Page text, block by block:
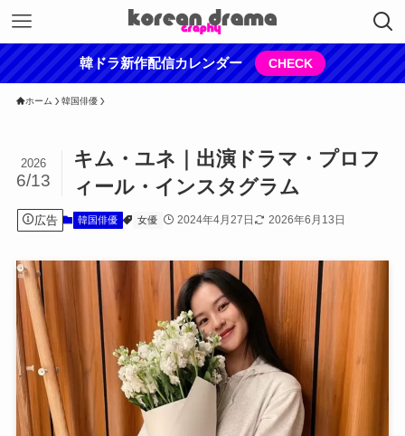
韓ドラ新作配信カレンダー CHECK
ホーム 韓国俳優
キム・ユネ｜出演ドラマ・プロフ
ィール・インスタグラム
2026
6/13
広告 韓国俳優 女優 2024年4月27日 2026年6月13日